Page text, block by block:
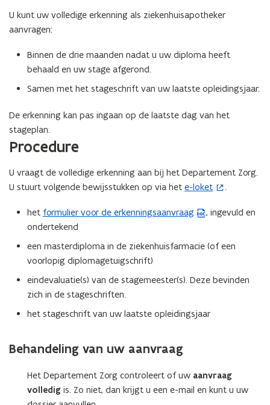
U kunt uw volledige erkenning als ziekenhuisapotheker
aanvragen:
Binnen de drie maanden nadat u uw diploma heeft
behaald en uw stage afgerond.
Samen met het stageschrift van uw laatste opleidingsjaar.
De erkenning kan pas ingaan op de laatste dag van het
stageplan.
Procedure
U vraagt de volledige erkenning aan bij het Departement Zorg.
U stuurt volgende bewijsstukken op via het e-loket
(
p
n
i
i
v
e
.
het formulier voor de erkenningsaanvraag
(
W
o
r
b
e
s
d
o
p
, ingevuld en
ondertekend
een masterdiploma in de ziekenhuisfarmacie (of een
voorlopig diplomagetuigschrift)
eindevaluatie(s) van de stagemeester(s). Deze bevinden
zich in de stageschriften.
het stageschrift van uw laatste opleidingsjaar
Behandeling van uw aanvraag
Het Departement Zorg controleert of uw aanvraag
volledig is. Zo niet, dan krijgt u een e-mail en kunt u uw